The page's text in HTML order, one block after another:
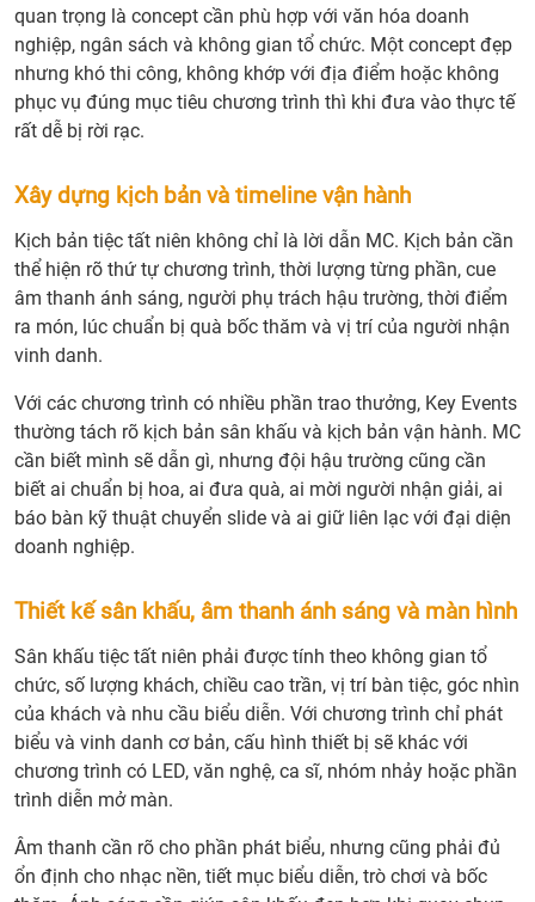
quan trọng là concept cần phù hợp với văn hóa doanh
nghiệp, ngân sách và không gian tổ chức. Một concept đẹp
nhưng khó thi công, không khớp với địa điểm hoặc không
phục vụ đúng mục tiêu chương trình thì khi đưa vào thực tế
rất dễ bị rời rạc.
Xây dựng kịch bản và timeline vận hành
Kịch bản tiệc tất niên không chỉ là lời dẫn MC. Kịch bản cần
thể hiện rõ thứ tự chương trình, thời lượng từng phần, cue
âm thanh ánh sáng, người phụ trách hậu trường, thời điểm
ra món, lúc chuẩn bị quà bốc thăm và vị trí của người nhận
vinh danh.
Với các chương trình có nhiều phần trao thưởng, Key Events
thường tách rõ kịch bản sân khấu và kịch bản vận hành. MC
cần biết mình sẽ dẫn gì, nhưng đội hậu trường cũng cần
biết ai chuẩn bị hoa, ai đưa quà, ai mời người nhận giải, ai
báo bàn kỹ thuật chuyển slide và ai giữ liên lạc với đại diện
doanh nghiệp.
Thiết kế sân khấu, âm thanh ánh sáng và màn hình
Sân khấu tiệc tất niên phải được tính theo không gian tổ
chức, số lượng khách, chiều cao trần, vị trí bàn tiệc, góc nhìn
của khách và nhu cầu biểu diễn. Với chương trình chỉ phát
biểu và vinh danh cơ bản, cấu hình thiết bị sẽ khác với
chương trình có LED, văn nghệ, ca sĩ, nhóm nhảy hoặc phần
trình diễn mở màn.
Âm thanh cần rõ cho phần phát biểu, nhưng cũng phải đủ
ổn định cho nhạc nền, tiết mục biểu diễn, trò chơi và bốc